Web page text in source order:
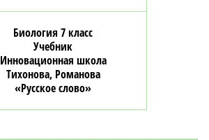
Биология 7 класс
Учебник
Инновационная школа
Тихонова, Романова
«Русское слово»